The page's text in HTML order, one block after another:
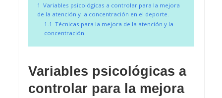
1 Variables psicológicas a controlar para la mejora
de la atención y la concentración en el deporte.
1.1 Técnicas para la mejora de la atención y la
concentración.
Variables psicológicas a
controlar para la mejora